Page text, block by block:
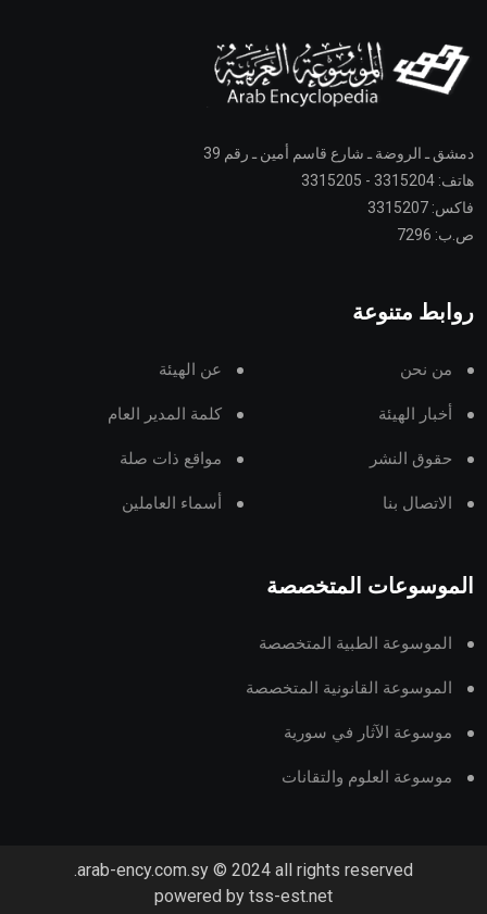
دمشق ـ الروضة ـ شارع قاسم أمين ـ رقم 39
هاتف: 3315204 - 3315205
فاكس: 3315207
ص.ب: 7296
روابط متنوعة
من نحن عن الهيئة
أخبار الهيئة كلمة المدير العام
حقوق النشر مواقع ذات صلة
الاتصال بنا أسماء العاملين
الموسوعات المتخصصة
الموسوعة الطبية المتخصصة
الموسوعة القانونية المتخصصة
موسوعة الآثار في سورية
موسوعة العلوم والتقانات
arab-ency.com.sy © 2024 all rights reserved.
powered by tss-est.net